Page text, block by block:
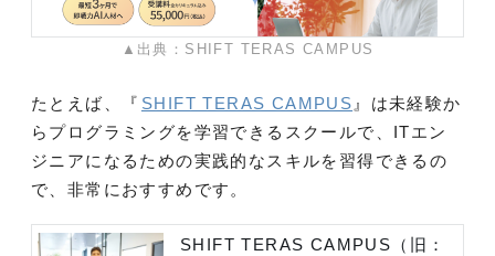
▲出典：SHIFT TERAS CAMPUS
たとえば、『 SHIFT TERAS CAMPUS 』は未経験か
らプログラミングを学習できるスクールで、ITエン
ジニアになるための実践的なスキルを習得できるの
で、非常におすすめです。
SHIFT TERAS CAMPUS（旧：